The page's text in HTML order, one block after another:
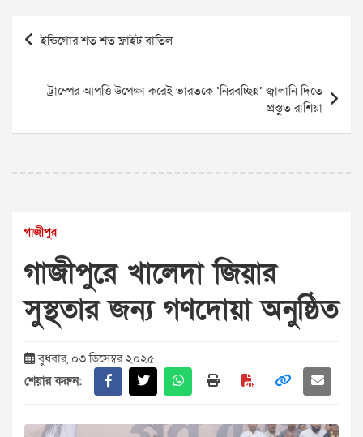
Post
navigation
ইন্ডিগোর শত শত ফ্লাইট বাতিল
ট্রাম্পের আপত্তি উপেক্ষা করেই ভারতকে ‘নিরবচ্ছিন্ন’ জ্বালানি দিতে
প্রস্তুত রাশিয়া
গাজীপুর
গাজীপুরে খালেদা জিয়ার
সুস্থতার জন্য গণদোয়া অনুষ্ঠিত
বুধবার, ০৩ ডিসেম্বর ২০২৫
শেয়ার করুন: